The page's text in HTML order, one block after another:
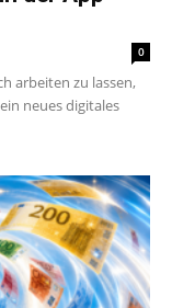
0
arbeiten zu lassen,
neues digitales